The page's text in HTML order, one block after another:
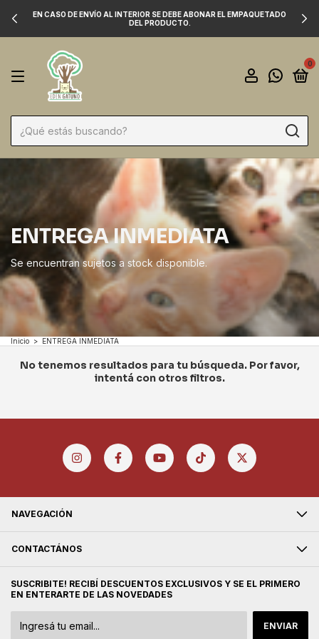
EN CASO DE ENVÍO AL INTERIOR SE DEBE ABONAR EL EMPAQUETADO
DEL PRODUCTO.
0
ENTREGA INMEDIATA
Se encuentran sujetos a stock disponible.
Inicio > ENTREGA INMEDIATA
No tenemos resultados para tu búsqueda. Por favor,
intentá con otros filtros.
NAVEGACIÓN
CONTACTÁNOS
SUSCRIBITE! RECIBÍ DESCUENTOS EXCLUSIVOS Y SE EL PRIMERO
EN ENTERARTE DE LAS NOVEDADES